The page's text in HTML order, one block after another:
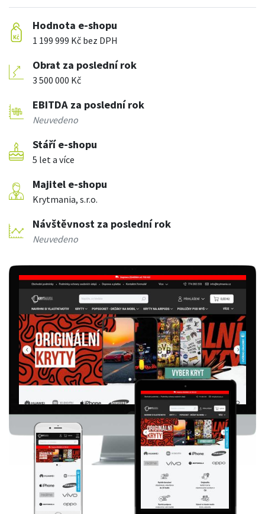
Hodnota e-shopu
1 199 999 Kč bez DPH
Obrat za poslední rok
3 500 000 Kč
EBITDA za poslední rok
Neuvedeno
Stáří e-shopu
5 let a více
Majitel e-shopu
Krytmania, s.r.o.
Návštěvnost za poslední rok
Neuvedeno